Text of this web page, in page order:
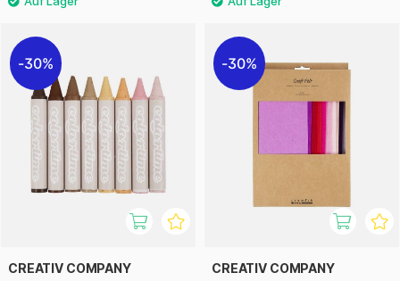
30%
CREATIV COMPANY
30%
CREATIV COMPANY